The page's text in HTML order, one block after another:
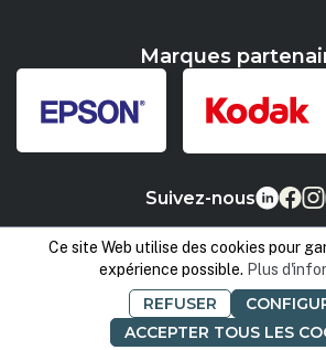
Marques
Suivez-nous
Ce site Web utilise des cookies pour
expérience possible. Plus
REFUSER
ACCEPTER TOUS LES